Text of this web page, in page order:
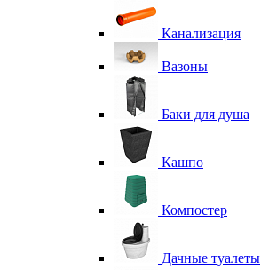
Канализация
Вазоны
Баки для душа
Кашпо
Компостер
Дачные туалеты